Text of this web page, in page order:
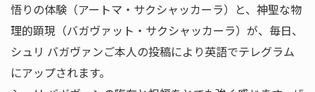
悟りの体験（アートマ・サクシャッカーラ）と、神聖な物
理的顕現（バガヴァット・サクシャッカーラ）が、毎日、
シュリ バガヴァンご本人の投稿により英語でテレグラム
にアップされます。